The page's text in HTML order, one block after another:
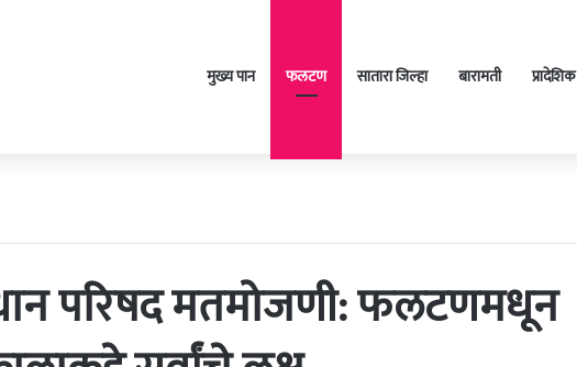
मुख्य पान फलटण सातारा जिल्हा बारामती प्रादेशिक
परिषद मतमोजणी: फलटणमधून